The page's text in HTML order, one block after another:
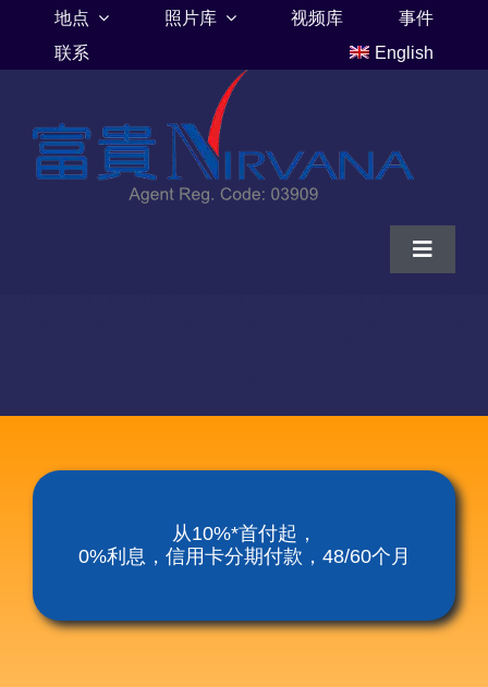
content
地点 照片库 视频库
事件
联系
English
Toggle
涅磐祖传平板电脑
从10%*首付起，
0%利息，信用卡分期付款，48/60个月